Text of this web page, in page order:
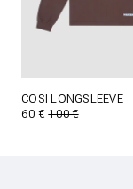
COSI LONGSLEEVE
60 €100 €